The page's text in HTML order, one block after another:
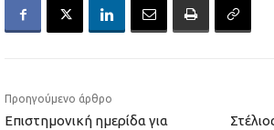
Προηγούμενο άρθρο
Επιστημονική ημερίδα για